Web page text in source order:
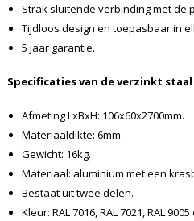
Strak sluitende verbinding met de
Tijdloos design en toepasbaar in
5 jaar garantie.
Specificaties van de verzinkt
Afmeting LxBxH: 106x60x2700mm.
Materiaaldikte: 6mm.
Gewicht: 16kg.
Materiaal: aluminium met een
Bestaat uit twee delen.
Kleur: RAL 7016, RAL 7021, RAL